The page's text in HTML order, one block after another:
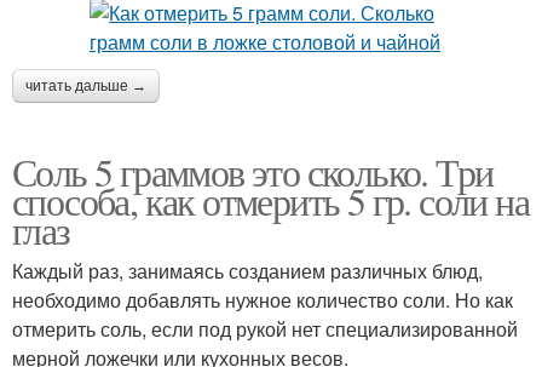
читать дальше →
Соль 5 граммов это сколько. Три
способа, как отмерить 5 гр. соли на
глаз
Каждый раз, занимаясь созданием различных блюд,
необходимо добавлять нужное количество соли. Но как
отмерить соль, если под рукой нет специализированной
мерной ложечки или кухонных весов.